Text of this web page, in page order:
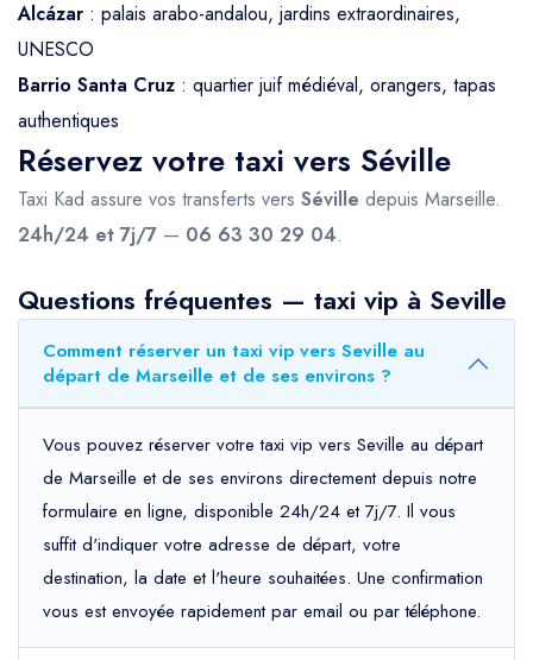
Alcázar : palais arabo-andalou, jardins extraordinaires,
UNESCO
Barrio Santa Cruz : quartier juif médiéval, orangers, tapas
authentiques
Réservez votre taxi vers Séville
Taxi Kad assure vos transferts vers Séville depuis Marseille.
24h/24 et 7j/7 — 06 63 30 29 04.
Questions fréquentes — taxi vip à Seville
Comment réserver un taxi vip vers Seville au
départ de Marseille et de ses environs ?
Vous pouvez réserver votre taxi vip vers Seville au départ
de Marseille et de ses environs directement depuis notre
formulaire en ligne, disponible 24h/24 et 7j/7. Il vous
suffit d'indiquer votre adresse de départ, votre
destination, la date et l'heure souhaitées. Une confirmation
vous est envoyée rapidement par email ou par téléphone.